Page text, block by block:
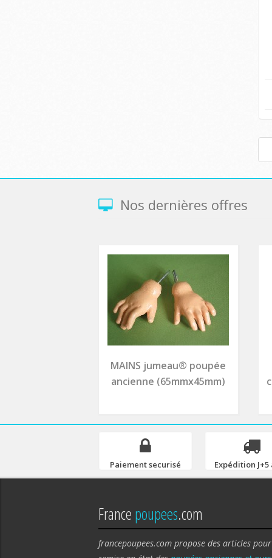
Nos dernières offres
MAINS jumeau® poupée
ancienne (65mmx45mm)
Paiement securisé Expédition J+5
Francepoupees.com
francepoupees.com propose des articles